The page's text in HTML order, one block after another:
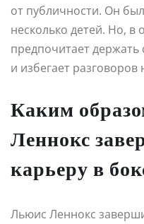
от публичности. Он
несколько детей. Но, в
предпочитает
и избегает разговоров
Каким
Леннокс
карьеру в
Льюис Леннокс